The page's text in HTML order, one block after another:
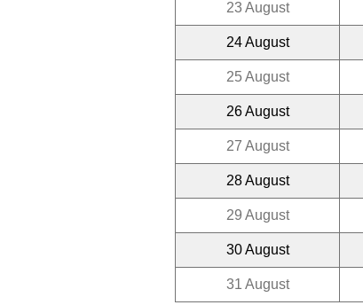
23 August
24 August
25 August
26 August
27 August
28 August
29 August
30 August
31 August